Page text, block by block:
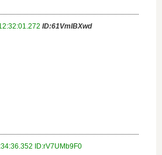
ID:61VmlBXwd
ID:rV7UMb9F0